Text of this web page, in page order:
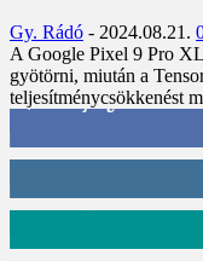
Gy. Rádó - 2024.08.21.
A Google Pixel 9 Pro
gyötörni, miután a
teljesítménycsökkenést
3,452 Rajongók